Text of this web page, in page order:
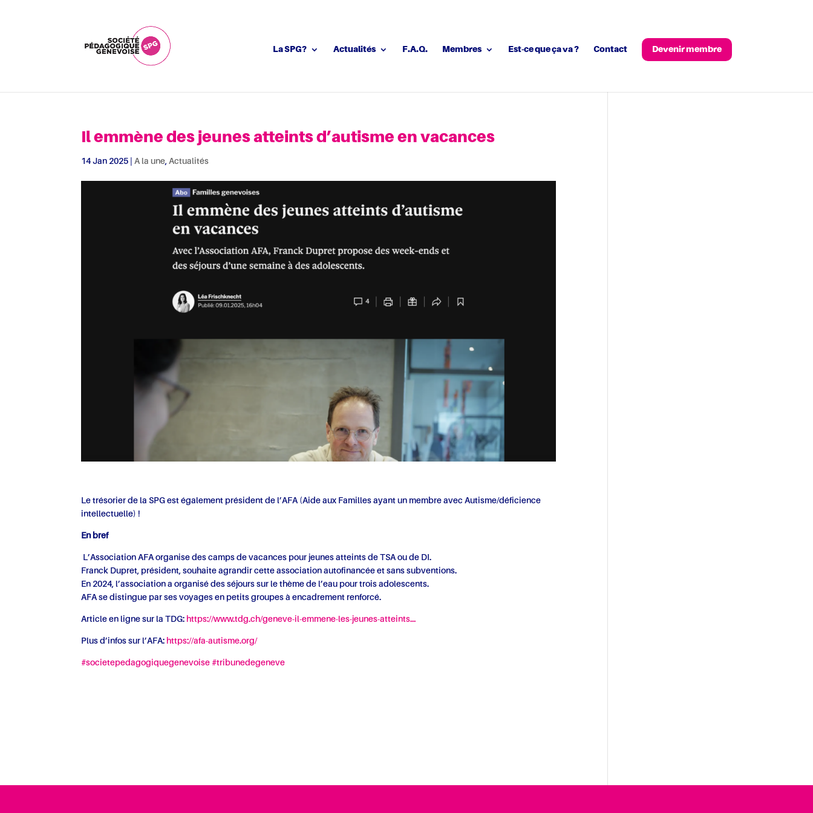
La SPG? Actualités F.A.Q. Membres Est-ce que ça va ? Contact Devenir membre
Il emmène des jeunes atteints d’autisme en vacances
14 Jan 2025 |A la une,Actualités
Le trésorier de la SPG est également président de l’AFA (Aide aux Familles ayant un membre avec Autisme/déficience
intellectuelle) !
En bref
L’Association AFA organise des camps de vacances pour jeunes atteints de TSA ou de DI.
Franck Dupret, président, souhaite agrandir cette association autofinancée et sans subventions.
En 2024, l’association a organisé des séjours sur le thème de l’eau pour trois adolescents.
AFA se distingue par ses voyages en petits groupes à encadrement renforcé.
Article en ligne sur la TDG: https://www.tdg.ch/geneve-il-emmene-les-jeunes-atteints…
Plus d’infos sur l’AFA: https://afa-autisme.org/
#societepedagogiquegenevoise #tribunedegeneve